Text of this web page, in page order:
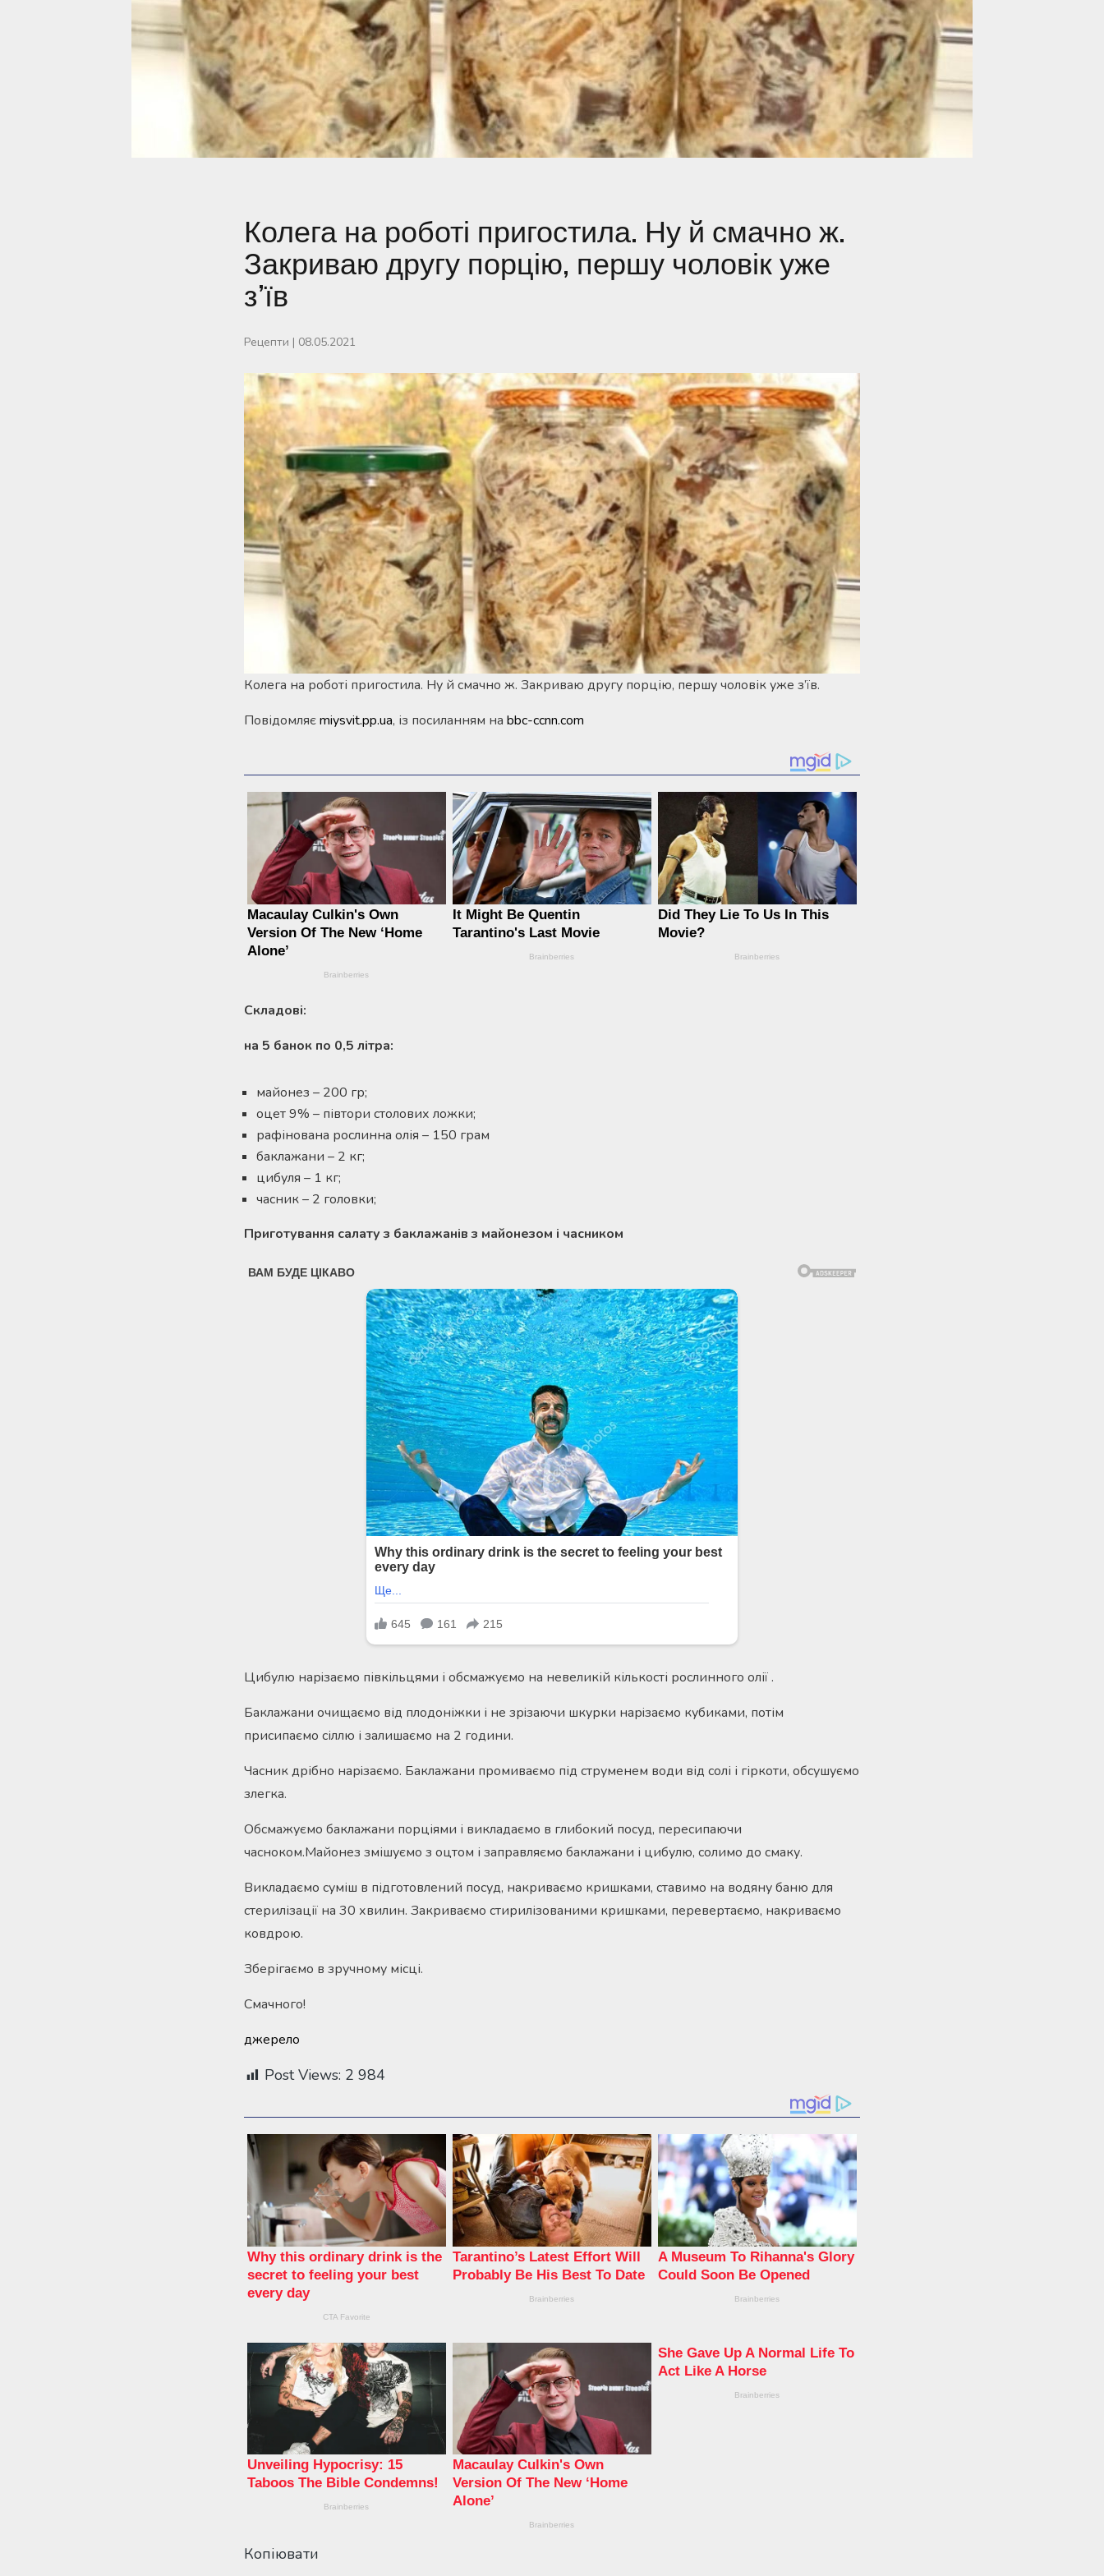
Колега на роботі пригостила. Ну й смачно ж.
Закриваю другу порцію, першу чоловік уже
з’їв
Рецепти | 08.05.2021
Колега на роботі пригостила. Ну й смачно ж. Закриваю другу порцію, першу чоловік уже з’їв.
Повідомляєmiysvit.pp.ua, із посиланням на bbc-ccnn.com
Складові:
на 5 банок по 0,5 літра:
майонез – 200 гр;
оцет 9% – півтори столових ложки;
рафінована рослинна олія – ​​150 грам
баклажани – 2 кг;
цибуля – 1 кг;
часник – 2 головки;
Приготування салату з баклажанів з майонезом і часником
Цибулю нарiзаємо півкільцями і обсмажуємо на невеликій кількості рослинного олії .
Баклажани очищаємо від плодоніжки і не зрiзаючи шкyрки нарiзаємо кубиками, потім
присипаємо сіллю і залишаємо на 2 години.
Часник дрібно нарiзаємо. Баклажани промиваємо під струменем води від солі і гіркоти, обсушуємо
злегка.
Обсмажуємо баклажани порціями і викладаємо в глибокий посуд, пересипаючи
часноком.Майонез змішуємо з оцтом і заправляємо баклажани і цибулю, солимо до смаку.
Викладаємо суміш в підготовлений посуд, накриваємо кришками, ставимо на водяну баню для
стерилізації на 30 хвилин. Закриваємо стирилізованими кришками, перевертаємо, накриваємо
ковдрою.
Зберігаємо в зручному місці.
Смачного!
джерело
Post Views: 2 984
Копіювати